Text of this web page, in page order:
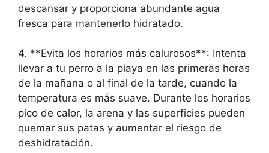
descansar y proporciona abundante agua
fresca para mantenerlo hidratado.
4. **Evita los horarios más calurosos**: Intenta
llevar a tu perro a la playa en las primeras horas
de la mañana o al final de la tarde, cuando la
temperatura es más suave. Durante los horarios
pico de calor, la arena y las superficies pueden
quemar sus patas y aumentar el riesgo de
deshidratación.